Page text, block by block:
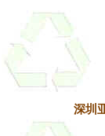
深圳